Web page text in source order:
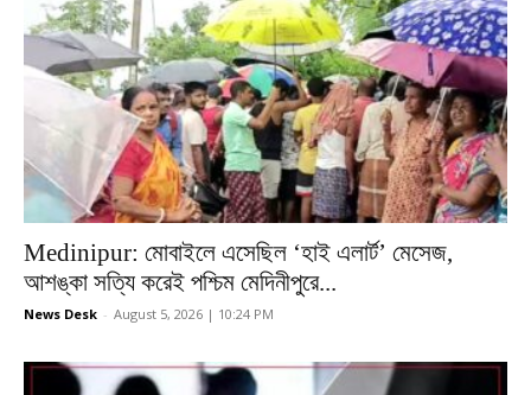
Medinipur: মোবাইলে এসেছিল ‘হাই এলার্ট’ মেসেজ,
আশঙ্কা সত্যি করেই পশ্চিম মেদিনীপুরে...
News Desk - August 5, 2026 | 10:24 PM